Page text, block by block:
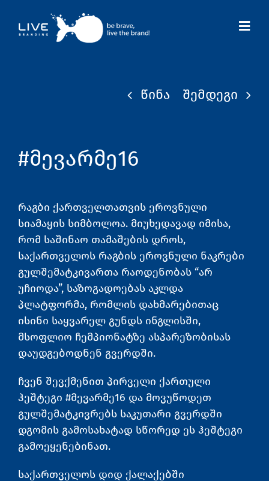
content
წინა შემდეგი
#მევარმე16
რაგბი ქართველთათვის ეროვნული
სიამაყის სიმბოლოა. მიუხედავად იმისა,
რომ საშინაო თამაშების დროს,
საქართველოს რაგბის ეროვნული ნაკრები
გულშემატკივართა რაოდენობას “არ
უჩიოდა”, საზოგადოებას აკლდა
პლატფორმა, რომლის დახმარებითაც
ისინი საყვარელ გუნდს ინგლისში,
მსოფლიო ჩემპიონატზე ასპარეზობისას
დაუდგებოდნენ გვერდში.
ჩვენ შევქმენით პირველი ქართული
ჰეშტეგი #მევარმე16 და მოვუწოდეთ
გულშემატკივრებს საკუთარი გვერდში
დგომის გამოსახატად სწორედ ეს ჰეშტეგი
გამოეყენებინათ.
საქართველოს დიდ ქალაქებში